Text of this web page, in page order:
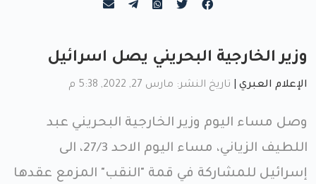
وزير الخارجية البحريني يصل اسرائيل
الإعلام العبري تاريخ النشر: مارس 27, 2022, 5:38 م
وصل مساء اليوم وزير الخارجية البحريني عبد
اللطيف الزياني، مساء اليوم الاحد 27/3، الى
إسرائيل للمشاركة في قمة "النقب" المزمع عقدها